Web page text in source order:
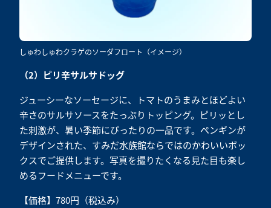
しゅわしゅわクラゲのソーダフロート（イメージ）
（2）ピリ辛サルサドッグ
ジューシーなソーセージに、トマトのうまみとほどよい
辛さのサルサソースをたっぷりトッピング。ピリッとし
た刺激が、暑い季節にぴったりの一品です。ペンギンが
デザインされた、すみだ水族館ならではのかわいいボッ
クスでご提供します。写真を撮りたくなる見た目も楽し
めるフードメニューです。
【価格】780円（税込み）